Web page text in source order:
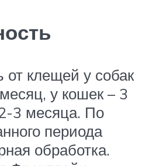
от клещей у собак
у кошек – 3
3 месяца. По
периода
обработка.